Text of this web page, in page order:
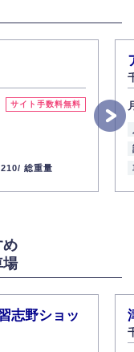
サイト手数料無料
総重量
め
場
志野ショッ